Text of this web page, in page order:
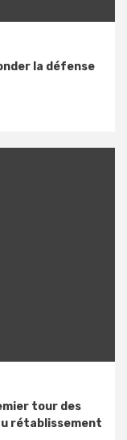
la défense
tour des
rétablissement